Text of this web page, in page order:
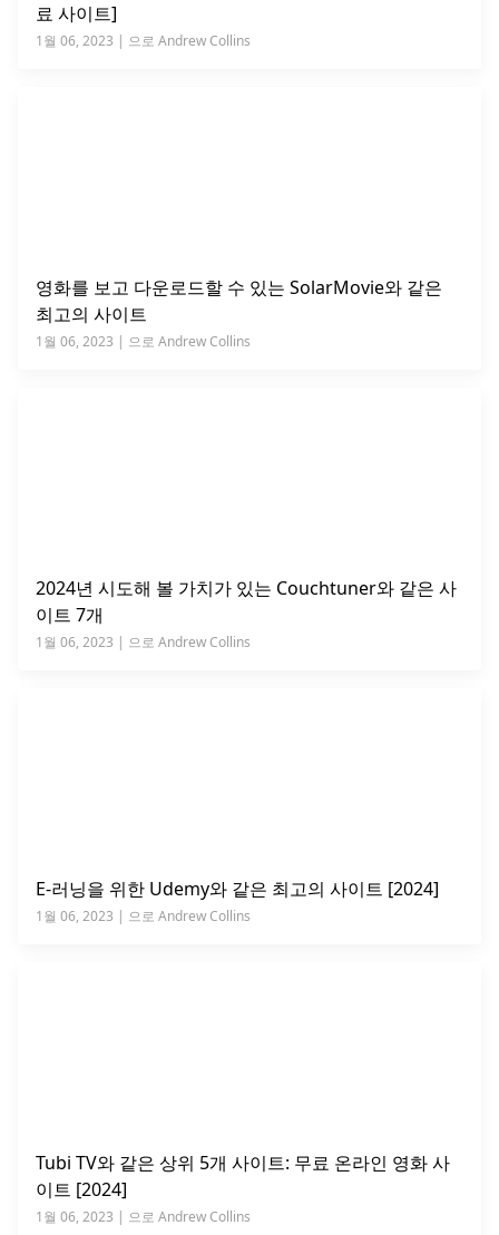
료 사이트]
1월 06, 2023 | 으로 Andrew Collins
영화를 보고 다운로드할 수 있는 SolarMovie와 같은
최고의 사이트
1월 06, 2023 | 으로 Andrew Collins
2024년 시도해 볼 가치가 있는 Couchtuner와 같은 사
이트 7개
1월 06, 2023 | 으로 Andrew Collins
E-러닝을 위한 Udemy와 같은 최고의 사이트 [2024]
1월 06, 2023 | 으로 Andrew Collins
Tubi TV와 같은 상위 5개 사이트: 무료 온라인 영화 사
이트 [2024]
1월 06, 2023 | 으로 Andrew Collins